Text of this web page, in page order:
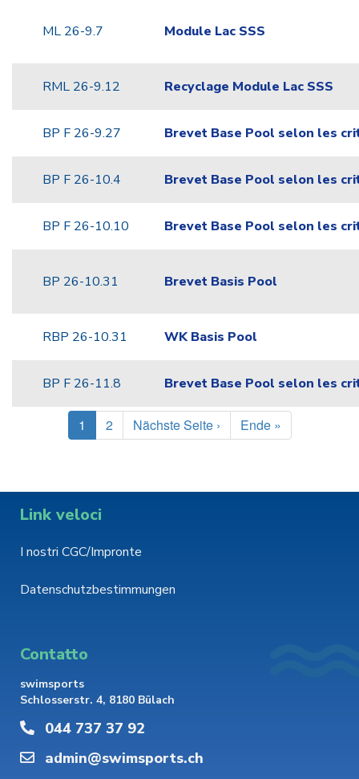
ML 26-9.7 Module Lac SSS
RML 26-9.12 Recyclage Module Lac SSS
BP F 26-9.27 Brevet Base Pool selon les
BP F 26-10.4 Brevet Base Pool selon les
BP F 26-10.10 Brevet Base Pool selon les
BP 26-10.31 Brevet Basis Pool
RBP 26-10.31 WK Basis Pool
BP F 26-11.8 Brevet Base Pool selon les
PaginazionePagina
attuale
1 Pagina
2
Pagina
successiva
Nächste Seite ›
Ultima
pagina
Ende »
Contatto
swimsports
Schlosserstr. 4, 8180 Bülach
044 737 37 92
admin@swimsports.ch
Link veloci
I nostri CGC/Impronte
Datenschutzbestimmungen